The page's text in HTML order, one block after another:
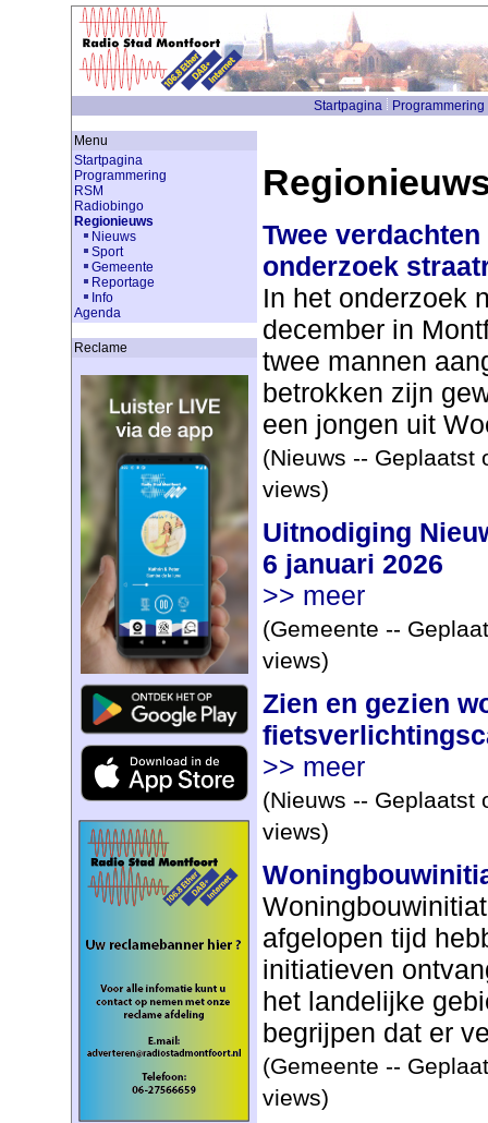
Startpagina Programmering
Menu
Startpagina
Programmering
RSM
Radiobingo
Regionieuws
Nieuws
Sport
Gemeente
Reportage
Info
Agenda
Reclame
Twee
onderzoek
In het onderzoek
december in
twee mannen
betrokken zijn
een jongen uit
(Nieuws -- Geplaatst
views)
Uitnodiging
6 januari 2026
>> meer
(Gemeente --
views)
Zien en gezien
>> meer
(Nieuws -- Geplaatst
views)
afgelopen tijd
initiatieven
het landelijke
begrijpen dat er
(Gemeente --
views)